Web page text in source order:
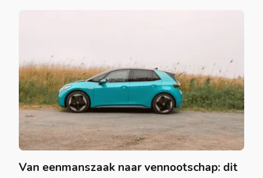
Van eenmanszaak naar vennootschap: dit